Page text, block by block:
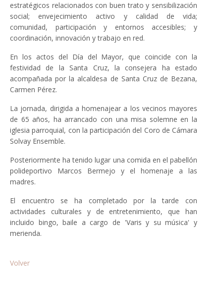
estratégicos relacionados con buen trato y sensibilización
social; envejecimiento activo y calidad de vida;
comunidad, participación y entornos accesibles; y
coordinación, innovación y trabajo en red.
En los actos del Día del Mayor, que coincide con la
festividad de la Santa Cruz, la consejera ha estado
acompañada por la alcaldesa de Santa Cruz de Bezana,
Carmen Pérez.
La jornada, dirigida a homenajear a los vecinos mayores
de 65 años, ha arrancado con una misa solemne en la
iglesia parroquial, con la participación del Coro de Cámara
Solvay Ensemble.
Posteriormente ha tenido lugar una comida en el pabellón
polideportivo Marcos Bermejo y el homenaje a las
madres.
El encuentro se ha completado por la tarde con
actividades culturales y de entretenimiento, que han
incluido bingo, baile a cargo de 'Varis y su música' y
merienda.
Volver